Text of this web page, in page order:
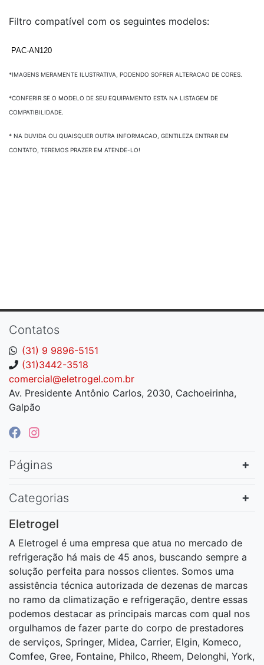
Filtro compatível com os seguintes modelos:
PAC-AN120
*IMAGENS MERAMENTE ILUSTRATIVA, PODENDO SOFRER ALTERACAO DE CORES.
*CONFERIR SE O MODELO DE SEU EQUIPAMENTO ESTA NA LISTAGEM DE
COMPATIBILIDADE.
* NA DUVIDA OU QUAISQUER OUTRA INFORMACAO, GENTILEZA ENTRAR EM
CONTATO, TEREMOS PRAZER EM ATENDE-LO!
Contatos
(31) 9 9896-5151
(31)3442-3518
comercial@eletrogel.com.br
Av. Presidente Antônio Carlos, 2030, Cachoeirinha,
Galpão
Páginas
Categorias
Eletrogel
A Eletrogel é uma empresa que atua no mercado de
refrigeração há mais de 45 anos, buscando sempre a
solução perfeita para nossos clientes. Somos uma
assistência técnica autorizada de dezenas de marcas
no ramo da climatização e refrigeração, dentre essas
podemos destacar as principais marcas com qual nos
orgulhamos de fazer parte do corpo de prestadores
de serviços, Springer, Midea, Carrier, Elgin, Komeco,
Comfee, Gree, Fontaine, Philco, Rheem, Delonghi, York,